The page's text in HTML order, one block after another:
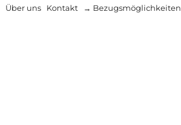
Über uns Kontakt → Bezugsmöglichkeiten